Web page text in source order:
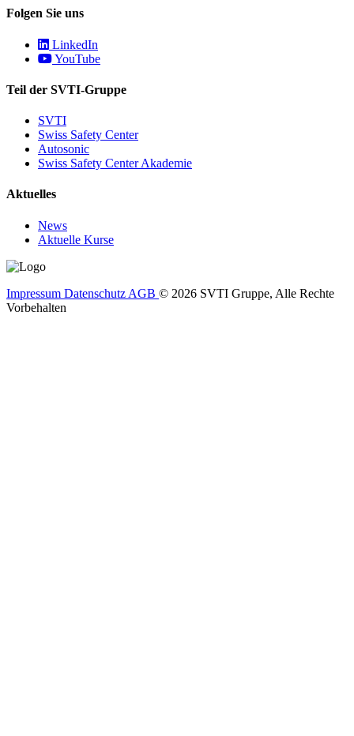
Folgen Sie uns
LinkedIn
YouTube
Teil der SVTI-Gruppe
SVTI
Swiss Safety Center
Autosonic
Swiss Safety Center Akademie
Aktuelles
News
Aktuelle Kurse
Impressum Datenschutz AGB © 2026 SVTI Gruppe, Alle Rechte
Vorbehalten